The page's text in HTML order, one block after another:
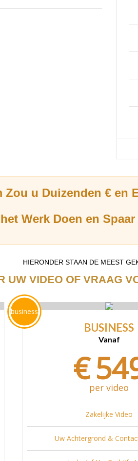
Zou u Duizenden € en
Werk Doen en
HIERONDER STAAN DE MEEST
UW VIDEO OF VRAAG
business
BUSINESS
Vanaf
€per video
Zakelijke Video
Uw Achtergrond &